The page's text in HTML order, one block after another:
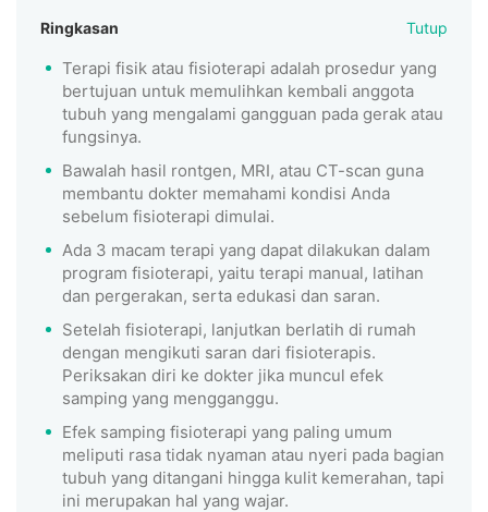
Ringkasan Tutup
Terapi fisik atau fisioterapi adalah prosedur yang
bertujuan untuk memulihkan kembali anggota
tubuh yang mengalami gangguan pada gerak atau
fungsinya.
Bawalah hasil rontgen, MRI, atau CT-scan guna
membantu dokter memahami kondisi Anda
sebelum fisioterapi dimulai.
Ada 3 macam terapi yang dapat dilakukan dalam
program fisioterapi, yaitu terapi manual, latihan
dan pergerakan, serta edukasi dan saran.
Setelah fisioterapi, lanjutkan berlatih di rumah
dengan mengikuti saran dari fisioterapis.
Periksakan diri ke dokter jika muncul efek
samping yang mengganggu.
Efek samping fisioterapi yang paling umum
meliputi rasa tidak nyaman atau nyeri pada bagian
tubuh yang ditangani hingga kulit kemerahan, tapi
ini merupakan hal yang wajar.